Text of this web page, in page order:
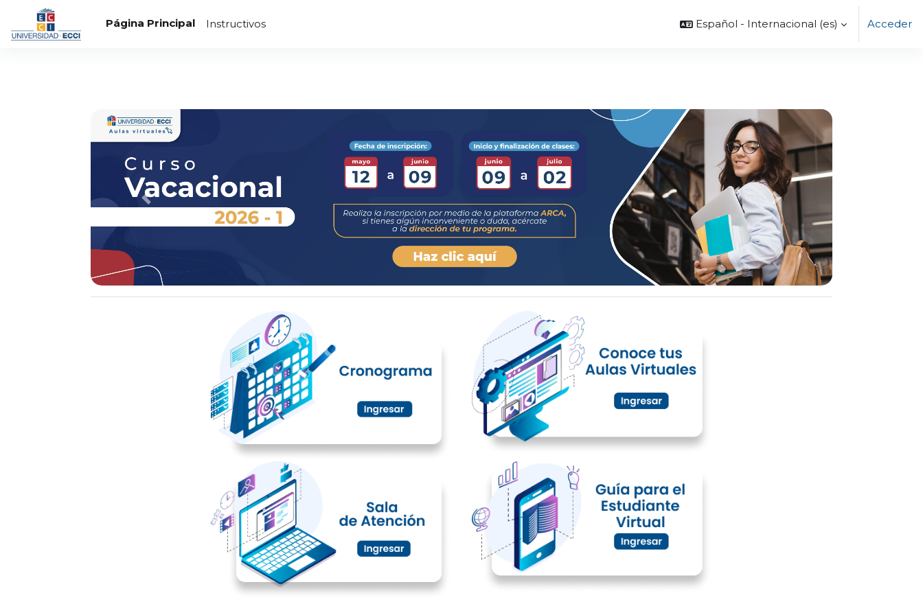
Salta al contenido principal
Página Principal
Instructivos Español - Internacional ‎(es)‎ Acceder
Previous Next